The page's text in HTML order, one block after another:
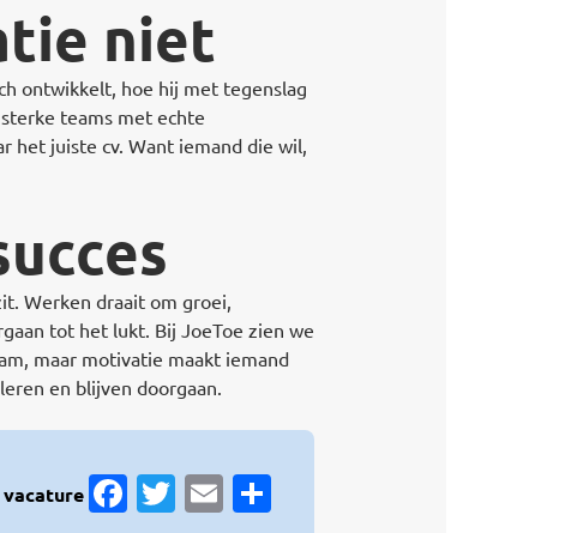
niet
ontwikkelt, hoe hij met tegenslag
teams met echte
het juiste cv. Want iemand die wil,
Werken draait om groei,
tot het lukt. Bij JoeToe zien we
maar motivatie maakt iemand
en blijven doorgaan.
vacature Facebook
Twitter
Email